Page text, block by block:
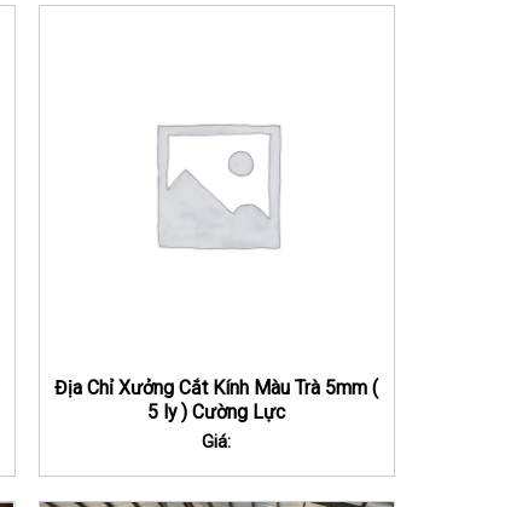
Địa Chỉ Xưởng Cắt Kính Màu Trà 5mm (
5 ly ) Cường Lực
Giá: